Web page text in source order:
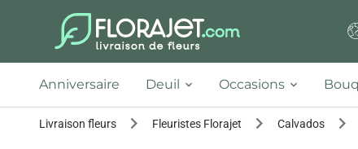
Anniversaire Deuil Occasions
Livraison fleurs Fleuristes Florajet Calvados